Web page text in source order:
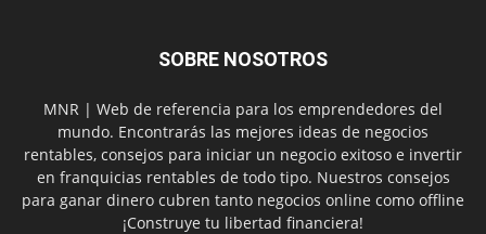
SOBRE NOSOTROS
MNR | Web de referencia para los emprendedores del
mundo. Encontrarás las mejores ideas de negocios
rentables, consejos para iniciar un negocio exitoso e invertir
en franquicias rentables de todo tipo. Nuestros consejos
para ganar dinero cubren tanto negocios online como offline
¡Construye tu libertad financiera!